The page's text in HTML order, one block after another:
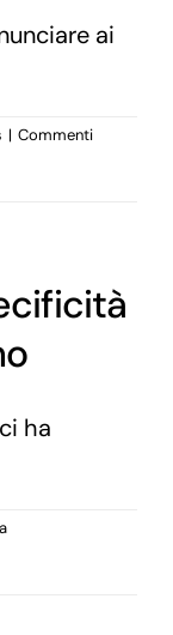
ai
| Commenti
ha